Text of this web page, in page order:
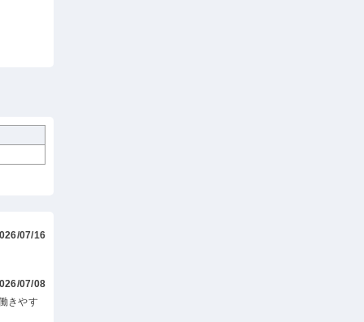
07/16
07/08
きやす